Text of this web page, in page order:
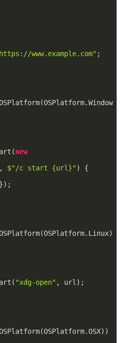
www.example.com" ;
new
, $"/c start {url}") {
"xdg-open" , url);